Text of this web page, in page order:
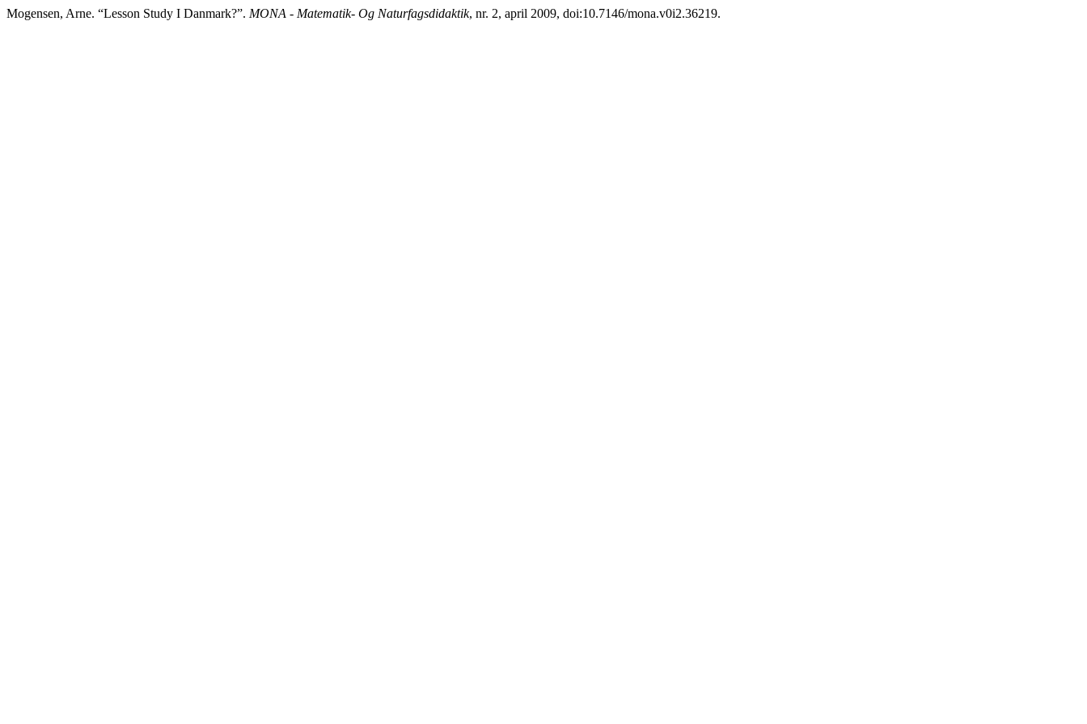
Mogensen, Arne. “Lesson Study I Danmark?”. MONA - Matematik- Og Naturfagsdidaktik, nr. 2, april 2009, doi:10.7146/mona.v0i2.36219.